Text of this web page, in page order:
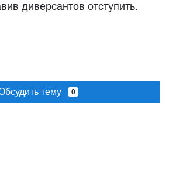
диверсантов отступить.
тему 0